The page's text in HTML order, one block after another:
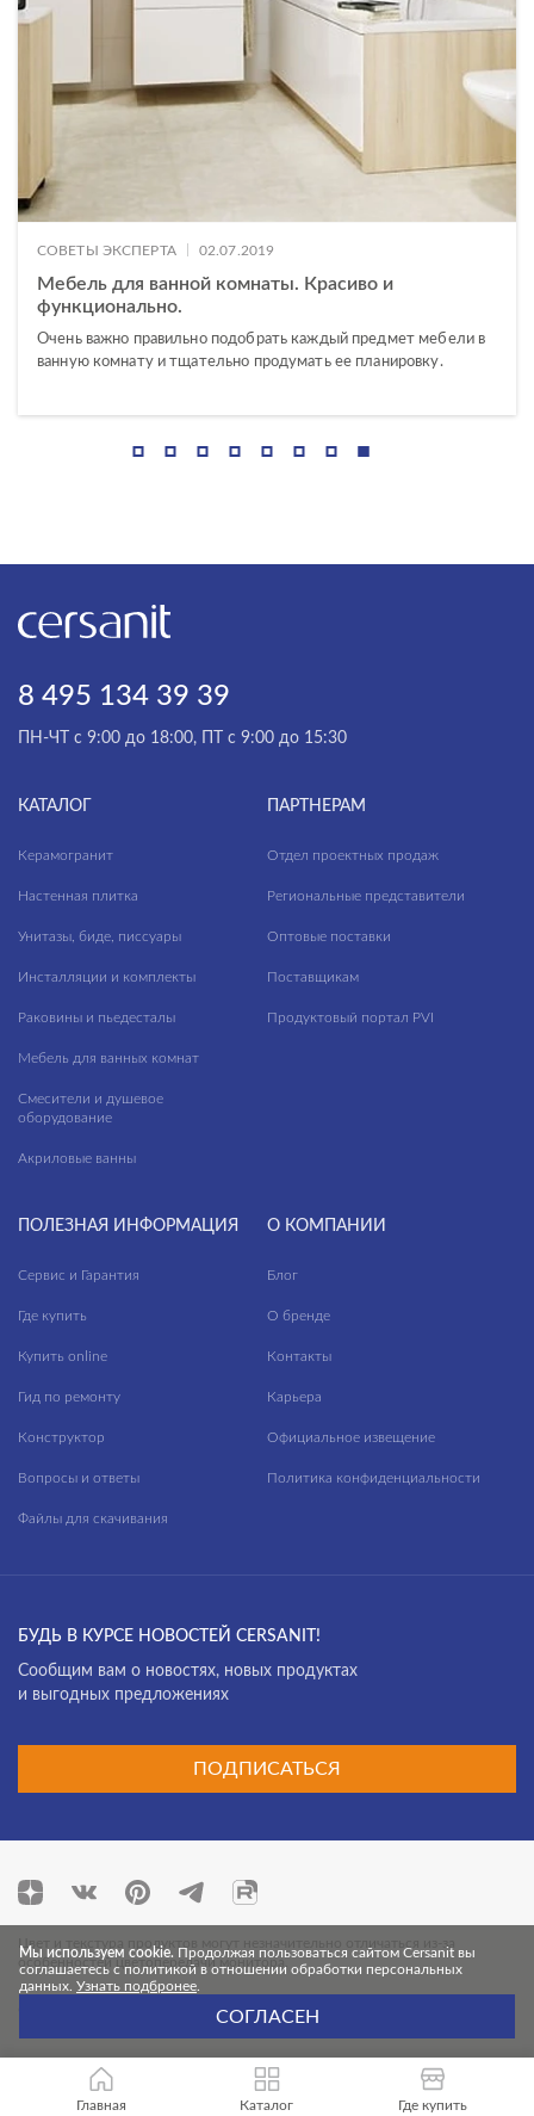
ОСОБЕННОСТИ ТУМБ
СОВЕТЫ ЭКСПЕРТА 02.07.2019
Мебель для ванной комнаты. Красиво и
функционально.
Очень важно правильно подобрать каждый предмет мебели в
ванную комнату и тщательно продумать ее планировку.
8 495 134 39 39
ПН-ЧТ с 9:00 до 18:00, ПТ с 9:00 до 15:30
КАТАЛОГ
Керамогранит
Настенная плитка
Унитазы, биде, писсуары
Инсталляции и комплекты
Раковины и пьедесталы
Мебель для ванных комнат
Смесители и душевое
оборудование
Акриловые ванны
ПАРТНЕРАМ
Отдел проектных продаж
Региональные представители
Оптовые поставки
Поставщикам
Продуктовый портал PVI
ПОЛЕЗНАЯ ИНФОРМАЦИЯ
Сервис и Гарантия
Где купить
Купить online
Гид по ремонту
Конструктор
Вопросы и ответы
Файлы для скачивания
О КОМПАНИИ
Блог
О бренде
Контакты
Карьера
Официальное извещение
Политика конфиденциальности
БУДЬ В КУРСЕ НОВОСТЕЙ CERSANIT!
Cообщим вам о новостях, новых продуктах
и выгодных предложениях
ПОДПИСАТЬСЯ
Цвет и текстура продуктов могут незначительно отличаться из-за
особенностей цветопередачи монитора.
© 2026 Cersanit. Все права защищены.
Мы используем cookie. Продолжая пользоваться сайтом Cersanit вы
соглашаетесь с политикой в отношении обработки персональных
данных. Узнать подбронее
СОГЛАСЕН
Главная Каталог Где купить